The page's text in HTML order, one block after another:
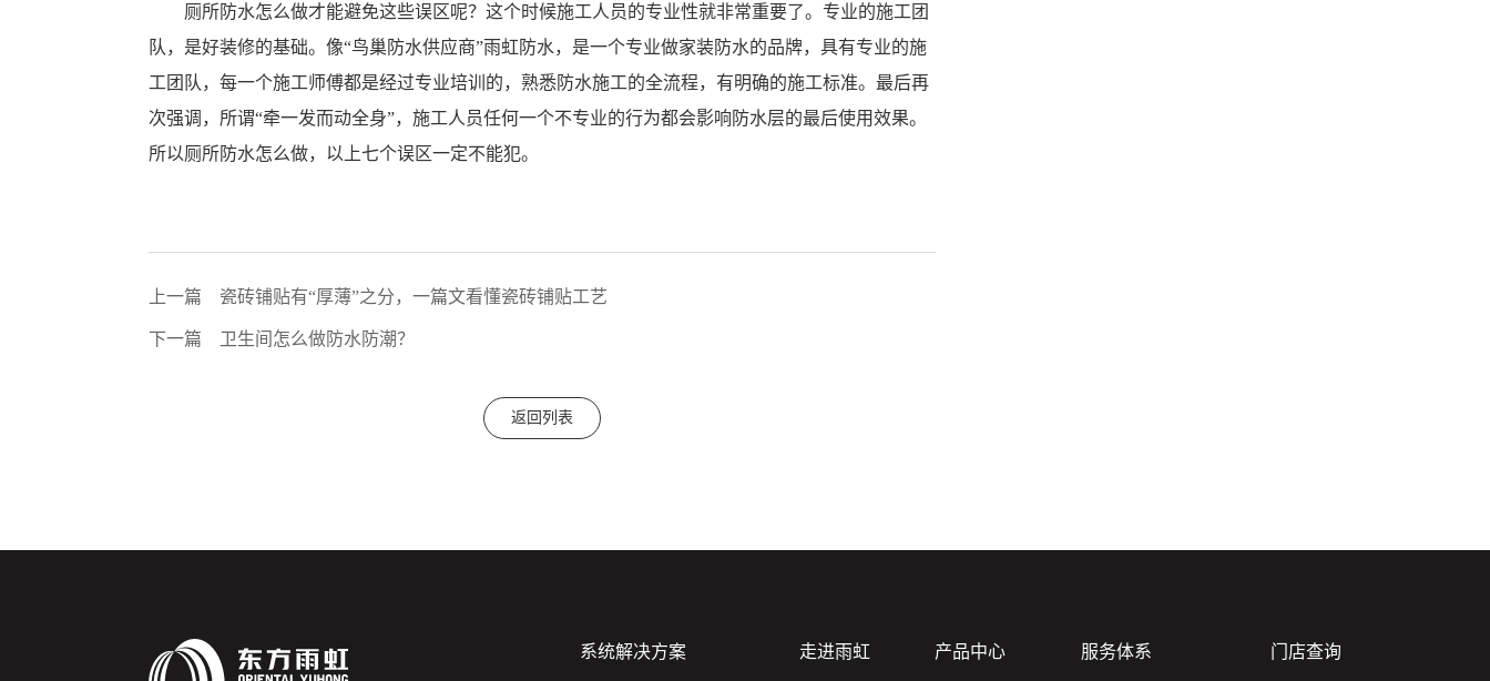
厕所防水怎么做才能避免这些误区呢？这个时候施工人员的专业性就非常重要了。专业的施工团
队，是好装修的基础。像“鸟巢防水供应商”雨虹防水，是一个专业做家装防水的品牌，具有专业的施
工团队，每一个施工师傅都是经过专业培训的，熟悉防水施工的全流程，有明确的施工标准。最后再
次强调，所谓“牵一发而动全身”，施工人员任何一个不专业的行为都会影响防水层的最后使用效果。
所以厕所防水怎么做，以上七个误区一定不能犯。
上一篇 瓷砖铺贴有“厚薄”之分，一篇文看懂瓷砖铺贴工艺
下一篇 卫生间怎么做防水防潮？
返回列表
系统解决方案 走进雨虹 产品中心 服务体系 门店查询